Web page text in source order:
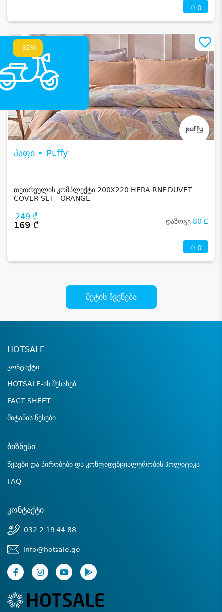
0
-32%
პაფი • Puffy
თეთრეულის კომპლექტი 200X220 HERA RNF DUVET
COVER SET - ORANGE
249 ₾
169 ₾ დაზოგე 80 ₾
0
მეტის ჩვენება
HOTSALE
კონტაქტი
HOTSALE-ის შესახებ
FACT SHEET
მიტანის წესები
ბიზნესი
წესები და პირობები და კონფიდენციალურობის პოლიტიკა
FAQ
კონტაქტი
032 2 19 44 88
info@hotsale.ge